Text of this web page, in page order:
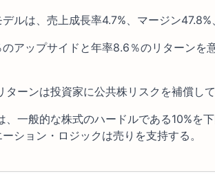
ルは、売上成長率4.7%、マージン
アップサイドと年率8.6％のリターン
ターンは投資家に公共株リスクを補償し
、一般的な株式のハードルである10%を
ション・ロジックは売りを支持する。